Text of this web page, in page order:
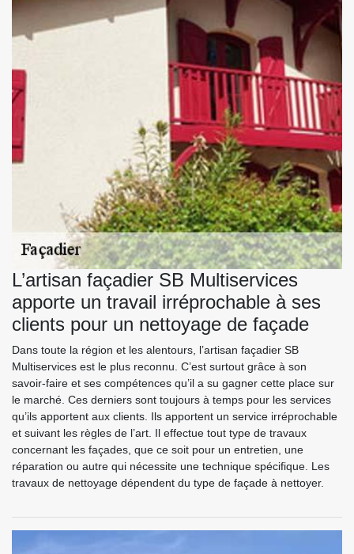
L’artisan façadier SB Multiservices
apporte un travail irréprochable à ses
clients pour un nettoyage de façade
Dans toute la région et les alentours, l’artisan façadier SB
Multiservices est le plus reconnu. C’est surtout grâce à son
savoir-faire et ses compétences qu’il a su gagner cette place sur
le marché. Ces derniers sont toujours à temps pour les services
qu’ils apportent aux clients. Ils apportent un service irréprochable
et suivant les règles de l’art. Il effectue tout type de travaux
concernant les façades, que ce soit pour un entretien, une
réparation ou autre qui nécessite une technique spécifique. Les
travaux de nettoyage dépendent du type de façade à nettoyer.